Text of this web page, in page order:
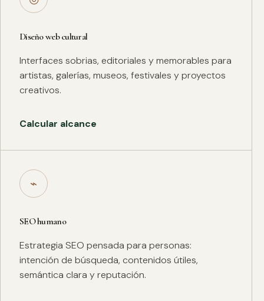
Diseño web cultural
Interfaces sobrias, editoriales y memorables para
artistas, galerías, museos, festivales y proyectos
creativos.
Calcular alcance
⌁
SEO humano
Estrategia SEO pensada para personas:
intención de búsqueda, contenidos útiles,
semántica clara y reputación.